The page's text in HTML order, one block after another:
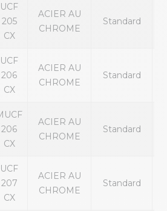
UCF
205
CX
ACIER AU
CHROME
Standard
UCF
206
CX
ACIER AU
CHROME
Standard
206
CX
ACIER AU
CHROME
Standard
UCF
207
CX
ACIER AU
CHROME
Standard